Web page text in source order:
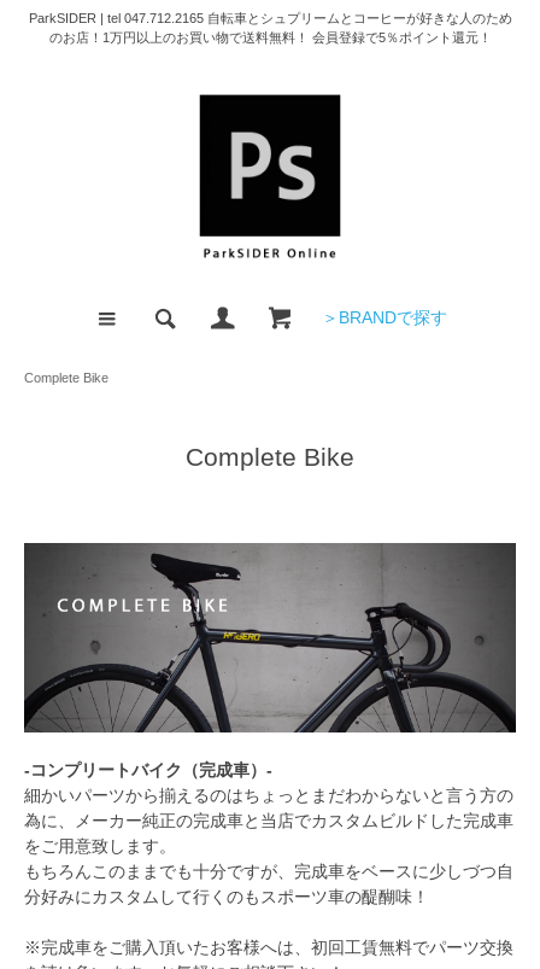
ParkSIDER | tel 047.712.2165 自転車とシュプリームとコーヒーが好きな人のため
のお店！1万円以上のお買い物で送料無料！ 会員登録で5％ポイント還元！
＞BRANDで探す
Complete Bike
Complete Bike
-コンプリートバイク（完成車）-
細かいパーツから揃えるのはちょっとまだわからないと言う方の
為に、メーカー純正の完成車と当店でカスタムビルドした完成車
をご用意致します。
もちろんこのままでも十分ですが、完成車をベースに少しづつ自
分好みにカスタムして行くのもスポーツ車の醍醐味！
※完成車をご購入頂いたお客様へは、初回工賃無料でパーツ交換